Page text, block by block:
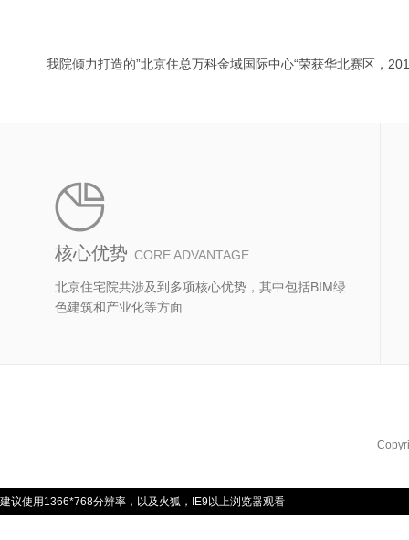
我院倾力打造的”北京住总万科金域国际中心“荣获华北赛区，
核心优势 CORE ADVANTAGE
北京住宅院共涉及到多项核心优势，其中包括BIM绿
色建筑和产业化等方面
建议使用1366*768分辨率，以及火狐，IE9以上浏览器观看